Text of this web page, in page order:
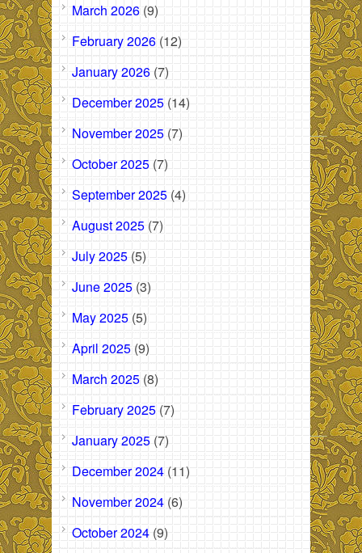
March 2026 (9)
February 2026 (12)
January 2026 (7)
December 2025 (14)
November 2025 (7)
October 2025 (7)
September 2025 (4)
August 2025 (7)
July 2025 (5)
June 2025 (3)
May 2025 (5)
April 2025 (9)
March 2025 (8)
February 2025 (7)
January 2025 (7)
December 2024 (11)
November 2024 (6)
October 2024 (9)